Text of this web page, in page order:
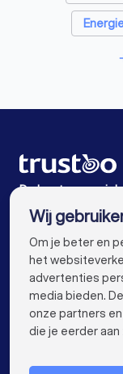
De beste
VOOR
Wij
Om je beter en
het
advertenties
media bieden.
onze partners
die je eerder